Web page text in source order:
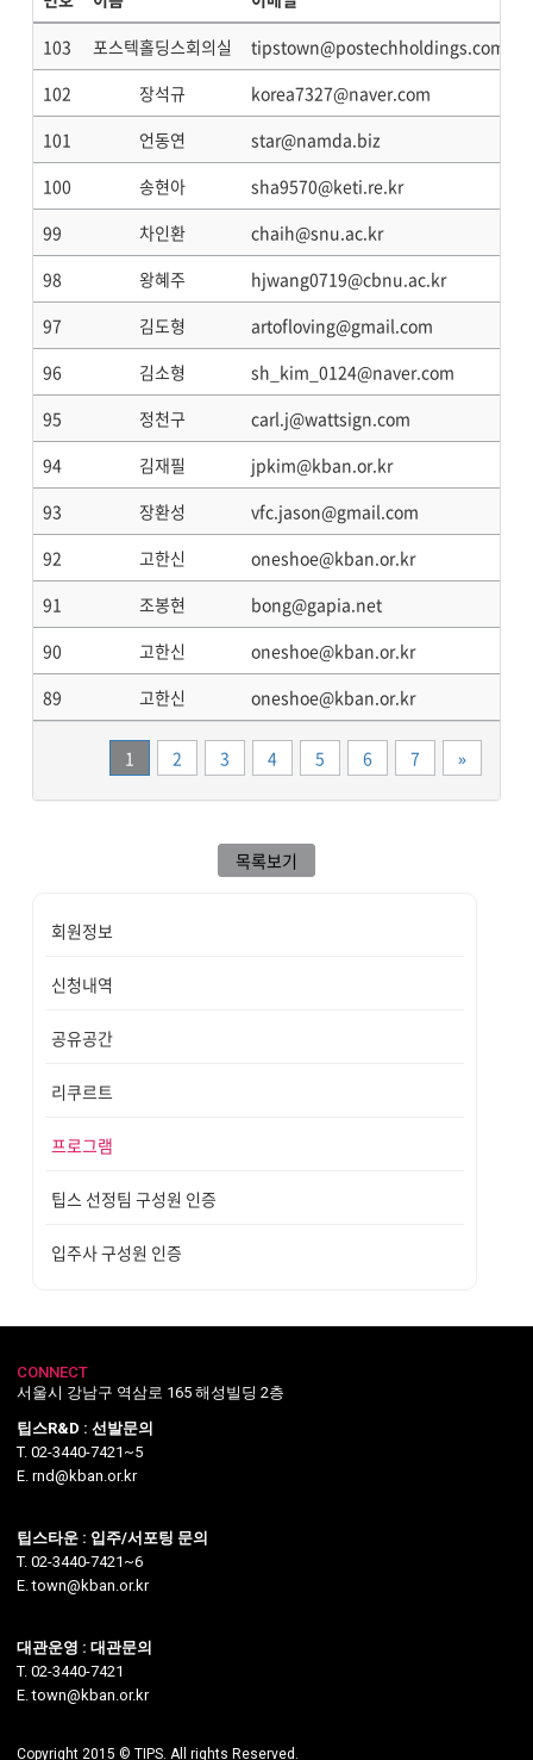
103
포스텍홀딩스회의실 tipstown@postechholdings.com
102
장석규 korea7327@naver.com
101
언동연 star@namda.biz
100
송현아 sha9570@keti.re.kr
99
차인환 chaih@snu.ac.kr
98
왕혜주 hjwang0719@cbnu.ac.kr
97
김도형 artofloving@gmail.com
96
김소형 sh_kim_0124@naver.com
95
정천구 carl.j@wattsign.com
94
김재필 jpkim@kban.or.kr
93
장환성 vfc.jason@gmail.com
92
고한신 oneshoe@kban.or.kr
91
조봉현 bong@gapia.net
90
고한신 oneshoe@kban.or.kr
89
고한신 oneshoe@kban.or.kr
1 2 3 4 5 6 7 »끝
목록보기
회원정보
신청내역
공유공간
리쿠르트
프로그램
팁스 선정팀 구성원 인증
입주사 구성원 인증
CONNECT
서울시 강남구 역삼로 165 해성빌딩 2층
팁스R&D : 선발문의
T. 02-3440-7421~5
E. rnd@kban.or.kr
팁스타운 : 입주/서포팅 문의
T. 02-3440-7421~6
E. town@kban.or.kr
대관운영 : 대관문의
T. 02-3440-7421
E. town@kban.or.kr
Copyright 2015 © TIPS. All rights Reserved.